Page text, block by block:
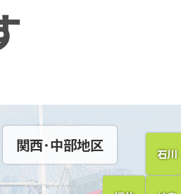
関西･中部地区 石川